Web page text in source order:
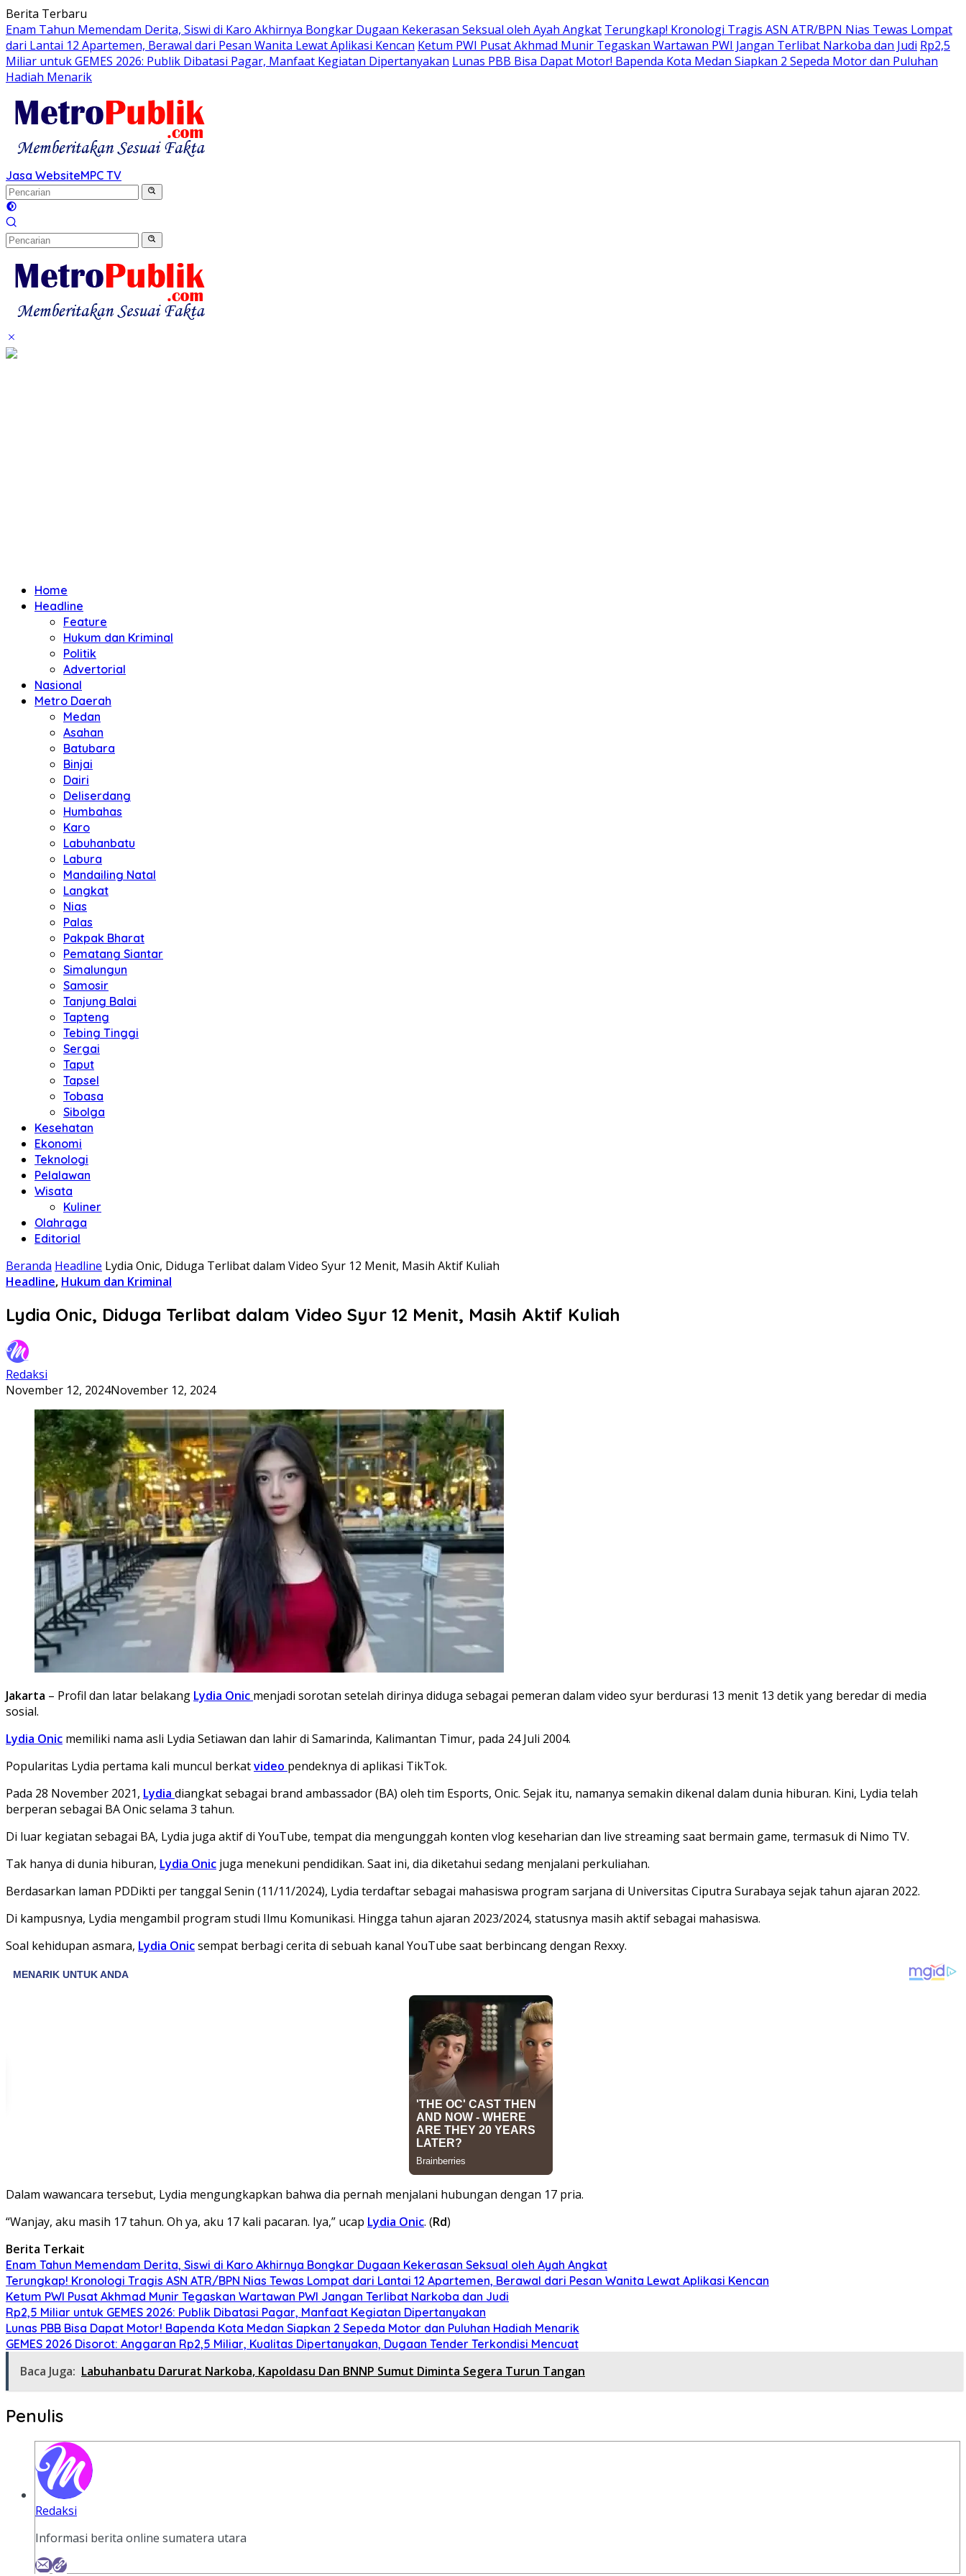
Langsung
ke
konten
Berita Terbaru
Enam Tahun Memendam Derita, Siswi di Karo Akhirnya Bongkar Dugaan Kekerasan Seksual oleh Ayah Angkat Terungkap! Kronologi Tragis ASN ATR/BPN Nias Tewas Lompat
dari Lantai 12 Apartemen, Berawal dari Pesan Wanita Lewat Aplikasi Kencan Ketum PWI Pusat Akhmad Munir Tegaskan Wartawan PWI Jangan Terlibat Narkoba dan Judi Rp2,5
Miliar untuk GEMES 2026: Publik Dibatasi Pagar, Manfaat Kegiatan Dipertanyakan Lunas PBB Bisa Dapat Motor! Bapenda Kota Medan Siapkan 2 Sepeda Motor dan Puluhan
Hadiah Menarik
Jasa WebsiteMPC TV
Home
Headline
Feature
Hukum dan Kriminal
Politik
Advertorial
Nasional
Metro Daerah
Medan
Asahan
Batubara
Binjai
Dairi
Deliserdang
Humbahas
Karo
Labuhanbatu
Labura
Mandailing Natal
Langkat
Nias
Palas
Pakpak Bharat
Pematang Siantar
Simalungun
Samosir
Tanjung Balai
Tapteng
Tebing Tinggi
Sergai
Taput
Tapsel
Tobasa
Sibolga
Kesehatan
Ekonomi
Teknologi
Pelalawan
Wisata
Kuliner
Olahraga
Editorial
Beranda Headline Lydia Onic, Diduga Terlibat dalam Video Syur 12 Menit, Masih Aktif Kuliah
Headline, Hukum dan Kriminal
Lydia Onic, Diduga Terlibat dalam Video Syur 12 Menit, Masih Aktif Kuliah
Redaksi
November 12, 2024November 12, 2024
Jakarta – Profil dan latar belakang Lydia Onic menjadi sorotan setelah dirinya diduga sebagai pemeran dalam video syur berdurasi 13 menit 13 detik yang beredar di media
sosial.
Lydia Onic memiliki nama asli Lydia Setiawan dan lahir di Samarinda, Kalimantan Timur, pada 24 Juli 2004.
Popularitas Lydia pertama kali muncul berkatvideo pendeknya di aplikasi TikTok.
Pada 28 November 2021, Lydia diangkat sebagai brand ambassador (BA) oleh tim Esports, Onic. Sejak itu, namanya semakin dikenal dalam dunia hiburan. Kini, Lydia telah
berperan sebagai BA Onic selama 3 tahun.
Di luar kegiatan sebagai BA, Lydia juga aktif di YouTube, tempat dia mengunggah konten vlog keseharian dan live streaming saat bermain game, termasuk di Nimo TV.
Tak hanya di dunia hiburan, Lydia Onic juga menekuni pendidikan. Saat ini, dia diketahui sedang menjalani perkuliahan.
Berdasarkan laman PDDikti per tanggal Senin (11/11/2024), Lydia terdaftar sebagai mahasiswa program sarjana di Universitas Ciputra Surabaya sejak tahun ajaran 2022.
Di kampusnya, Lydia mengambil program studi Ilmu Komunikasi. Hingga tahun ajaran 2023/2024, statusnya masih aktif sebagai mahasiswa.
Soal kehidupan asmara, Lydia Onicsempat berbagi cerita di sebuah kanal YouTube saat berbincang dengan Rexxy.
Dalam wawancara tersebut, Lydia mengungkapkan bahwa dia pernah menjalani hubungan dengan 17 pria.
“Wanjay, aku masih 17 tahun. Oh ya, aku 17 kali pacaran. Iya,” ucap Lydia Onic. (Rd)
Berita Terkait
Enam Tahun Memendam Derita, Siswi di Karo Akhirnya Bongkar Dugaan Kekerasan Seksual oleh Ayah Angkat
Terungkap! Kronologi Tragis ASN ATR/BPN Nias Tewas Lompat dari Lantai 12 Apartemen, Berawal dari Pesan Wanita Lewat Aplikasi Kencan
Ketum PWI Pusat Akhmad Munir Tegaskan Wartawan PWI Jangan Terlibat Narkoba dan Judi
Rp2,5 Miliar untuk GEMES 2026: Publik Dibatasi Pagar, Manfaat Kegiatan Dipertanyakan
Lunas PBB Bisa Dapat Motor! Bapenda Kota Medan Siapkan 2 Sepeda Motor dan Puluhan Hadiah Menarik
GEMES 2026 Disorot: Anggaran Rp2,5 Miliar, Kualitas Dipertanyakan, Dugaan Tender Terkondisi Mencuat
Baca Juga: Labuhanbatu Darurat Narkoba, Kapoldasu Dan BNNP Sumut Diminta Segera Turun Tangan
Penulis
Redaksi
Informasi berita online sumatera utara